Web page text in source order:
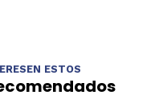
ESTOS